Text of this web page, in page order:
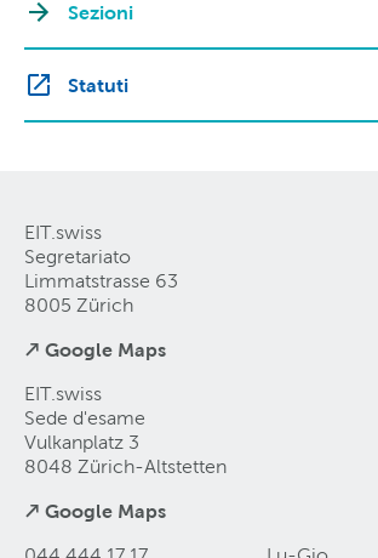
Sezioni
Statuti
EIT.swiss
Segretariato
Limmatstrasse 63
8005 Zürich
↗ Google Maps
EIT.swiss
Sede d'esame
Vulkanplatz 3
8048 Zürich-Altstetten
↗ Google Maps